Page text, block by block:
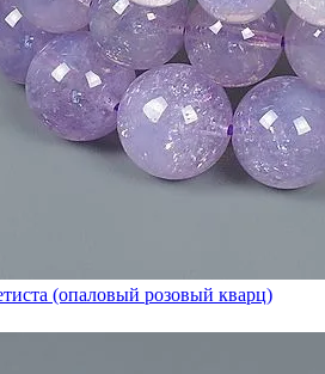
(опаловый розовый кварц)